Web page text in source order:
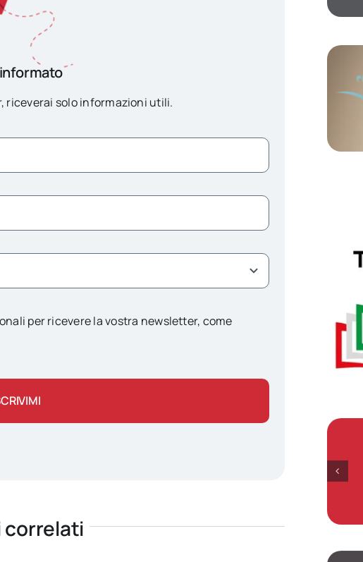
riceverai solo informazioni utili.
per ricevere la vostra newsletter, come
correlati